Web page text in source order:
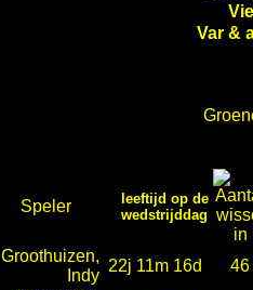
Var &
Speler
leeftijd op de
wedstrijddag
Groothuizen,
Indy
22j 11m 16d
46